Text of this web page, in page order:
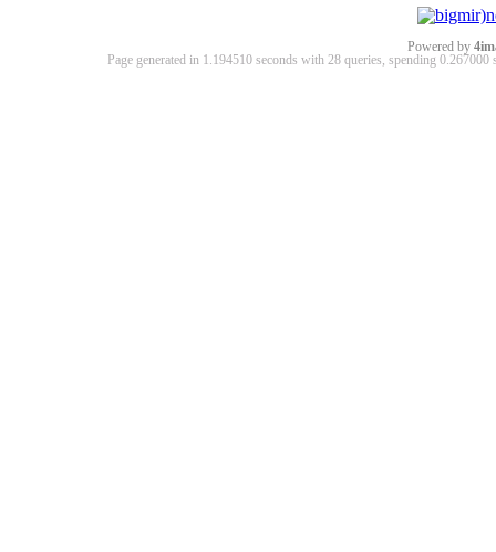
Powered by
Page generated in 1.194510 seconds with 28 queries, spending